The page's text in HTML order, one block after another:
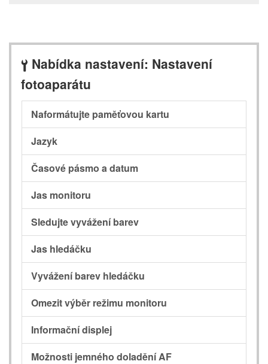
B Nabídka nastavení: Nastavení
fotoaparátu
Naformátujte paměťovou kartu
Jazyk
Časové pásmo a datum
Jas monitoru
Sledujte vyvážení barev
Jas hledáčku
Vyvážení barev hledáčku
Omezit výběr režimu monitoru
Informační displej
Možnosti jemného doladění AF